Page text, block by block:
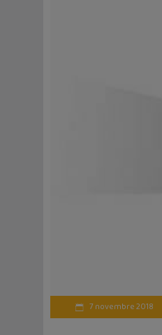
7 novembre 2018